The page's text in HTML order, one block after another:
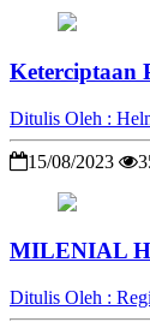
Keterciptaan
Ditulis Oleh :
15/08/2023
MILENIAL
Ditulis Oleh :